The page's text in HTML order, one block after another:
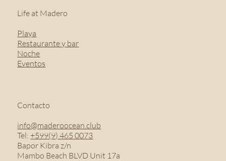
Life at Madero
Playa
Restaurante y bar
Noche
Eventos
Contacto
info@maderoocean.club
Tel: +599(9) 465 0073
Bapor Kibra z/n
Mambo Beach BLVD Unit 17a